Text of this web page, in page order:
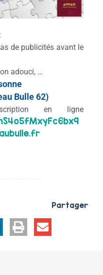
de publicités avant le
adouci, …
Bulle 62)
en ligne
yFc6bx9
Partager